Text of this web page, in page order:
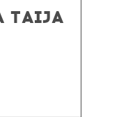
TAIJA